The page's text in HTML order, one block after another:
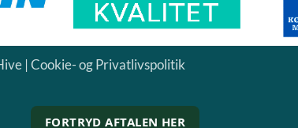
|Cookie- og Privatlivspolitik
FORTRYD AFTALEN HER